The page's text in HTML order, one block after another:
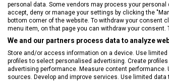
personal data. Some vendors may process your
accept, deny or manage your settings by clicking the
bottom corner of the website. To withdraw your consent
menu item, on that page you can withdraw your
We and our partners process data to analyze
Store and/or access information on a device. Use
profiles to select personalised advertising. Create
advertising performance. Measure content
sources. Develop and improve services. Use limited